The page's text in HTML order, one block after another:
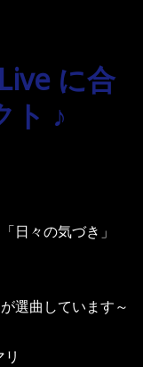
に合
ト ♪
日々の気づき」
が選曲しています～